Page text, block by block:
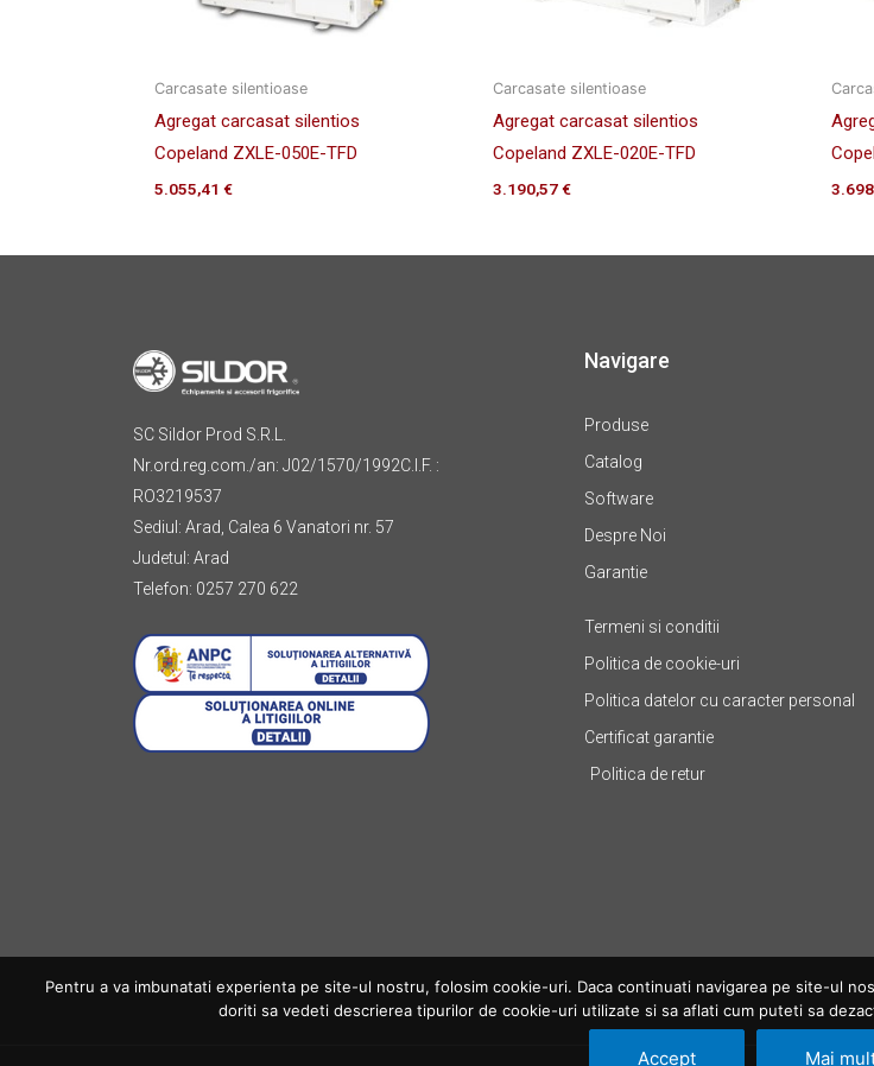
Carcasate silentioase
Agregat carcasat silentios
Copeland ZXLE-050E-TFD
5.055,41 €
Carcasate silentioase
Agregat carcasat silentios
Copeland ZXLE-020E-TFD
3.190,57€
SC Sildor Prod S.R.L.
Nr.ord.reg.com./an: J02/1570/1992C.I.F. :
RO3219537
Sediul: Arad, Calea 6 Vanatori nr. 57
Judetul: Arad
Telefon: 0257 270 622
Navigare
Produse
Catalog
Software
Despre Noi
Garantie
Termeni si conditii
Politica de cookie-uri
Politica datelor cu caracter personal
Certificat garantie
Politica de retur
Pentru a va imbunatati experienta pe site-ul nostru, folosim cookie-uri. Daca continuati navigarea pe site-ul
doriti sa vedeti descrierea tipurilor de cookie-uri utilizate si sa aflati cum puteti sa
Accept Mai